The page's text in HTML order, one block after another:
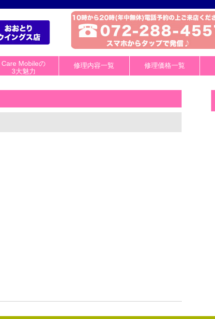
Care Mobileの
3大魅力
修理内容一覧 修理価格一覧